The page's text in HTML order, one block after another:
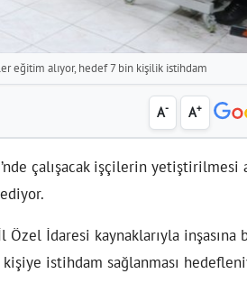
eğitim alıyor, hedef 7 bin kişilik istihdam
A- A+
çalışacak işçilerin yetiştirilmesi
İdaresi kaynaklarıyla inşasına
istihdam sağlanması